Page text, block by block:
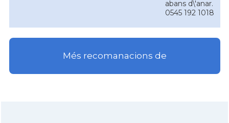
abans d\'anar.
0545 192 1018
Més recomanacions de